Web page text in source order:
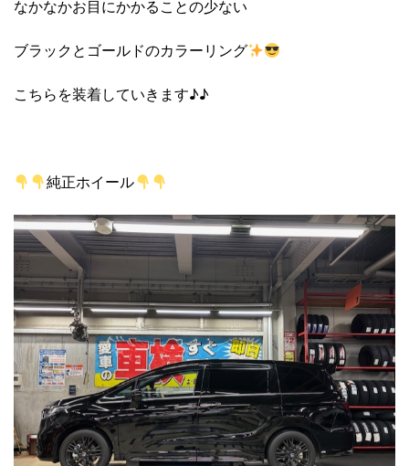
なかなかお目にかかることの少ない
ブラックとゴールドのカラーリング
こちらを装着していきます♪♪
純正ホイール